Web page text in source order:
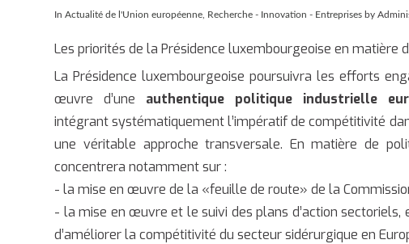
InActualité de l'Union européenne Recherche - Innovation - Entreprises by
Les priorités de la Présidence luxembourgeoise en matière
La Présidence luxembourgeoise poursuivra les efforts
œuvre d’une authentique politique industrielle
intégrant systématiquement l’impératif de compétitivité
une véritable approche transversale. En matière de
concentrera notamment sur :
- la mise en œuvre de la «feuille de route» de la
- la mise en œuvre et le suivi des plans d’action sectoriels,
d’améliorer la compétitivité du secteur sidérurgique en